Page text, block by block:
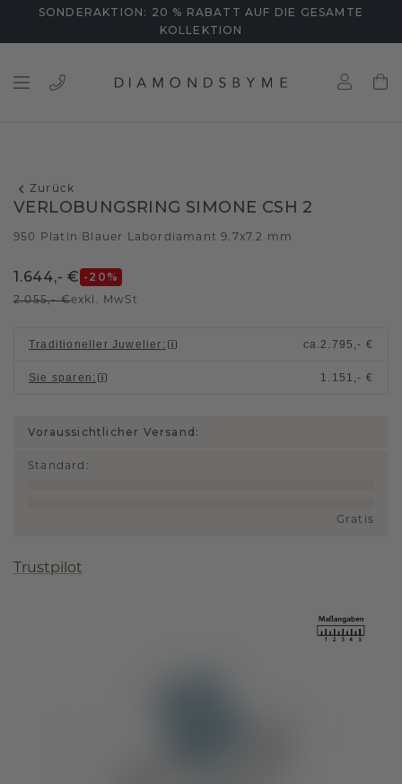
SONDERAKTION: 20 % RABATT AUF DIE GESAMTE
KOLLEKTION
Zurück
VERLOBUNGSRING SIMONE CSH 2
950 Platin Blauer Labordiamant 9.7x7.2 mm
1.644,- € -20 %
2.055,- €exkl. MwSt
Traditioneller Juwelier : ca.2.795,- €
Sie sparen : 1.151,- €
Voraussichtlicher Versand:
Standard :
Gratis
Trustpilot